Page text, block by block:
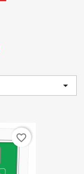

favorite_border